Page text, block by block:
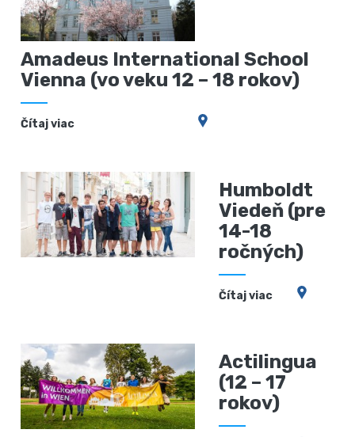
Amadeus International School
Vienna (vo veku 12 – 18 rokov)
Čítaj viac
Humboldt
Viedeň (pre
14-18
ročných)
Čítaj viac
Actilingua
(12 – 17
rokov)